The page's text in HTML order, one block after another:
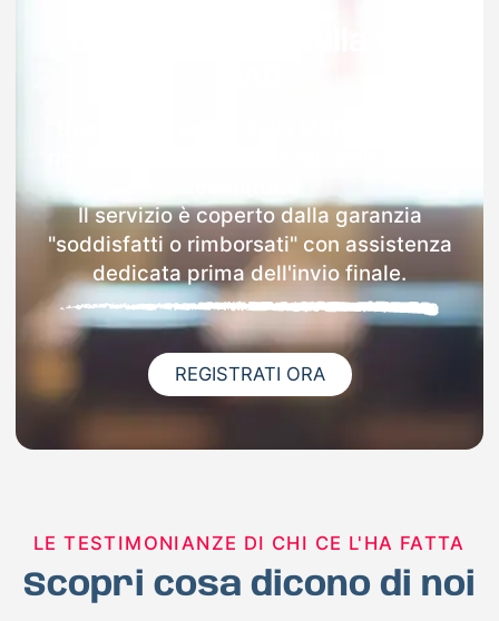
Il servizio è coperto dalla garanzia
"soddisfatti o rimborsati" con assistenza
dedicata prima dell'invio finale.
REGISTRATI ORA
LE TESTIMONIANZE DI CHI CE L'HA FATTA
Scopri cosa dicono di noi